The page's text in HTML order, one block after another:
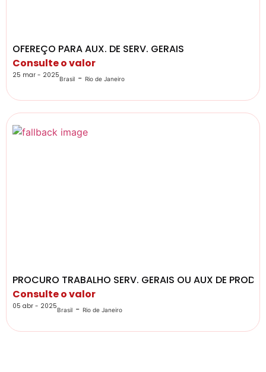
OFEREÇO PARA AUX. DE SERV. GERAIS
Consulte o valor
25 mar - 2025Brasil - Rio de Janeiro
PROCURO TRABALHO SERV. GERAIS OU AUX DE
Consulte o valor
05 abr - 2025Brasil - Rio de Janeiro